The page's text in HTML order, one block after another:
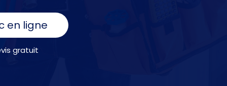
en ligne
gratuit